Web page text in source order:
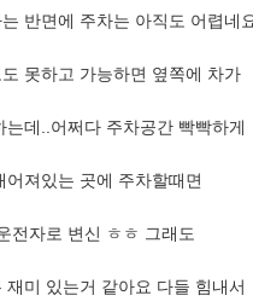
반면에 주차는 아직도 어렵네
못하고 가능하면 옆쪽에 차가
는데..어쩌다 주차공간 빡빡하게
져있는 곳에 주차할때면
전자로 변신 ㅎㅎ 그래도
재미 있는거 같아요 다들 힘내서